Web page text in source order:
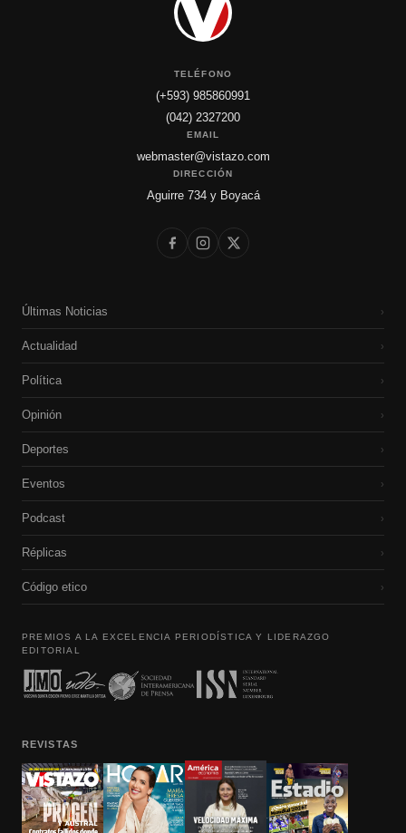
TELÉFONO
(+593) 985860991
(042) 2327200
EMAIL
webmaster@vistazo.com
DIRECCIÓN
Aguirre 734 y Boyacá
Últimas Noticias ›
Actualidad ›
Política ›
Opinión ›
Deportes ›
Eventos ›
Podcast ›
Réplicas ›
Código etico ›
PREMIOS A LA EXCELENCIA PERIODÍSTICA Y LIDERAZGO
EDITORIAL
REVISTAS